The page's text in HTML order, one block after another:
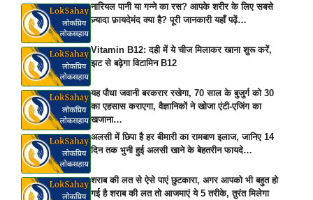
नारियल पानी या गन्ने का रस? आपके शरीर के लिए सबसे
ज़्यादा फ़ायदेमंद क्या है? पूरी जानकारी यहाँ पढ़ें…
Vitamin B12: दही में ये चीज मिलाकर खाना शुरू करें,
झट से बढ़ेगा विटामिन B12
यह पौधा जवानी बरकरार रखेगा, 70 साल के बुजुर्ग को 30
का एहसास कराएगा, वैज्ञानिकों ने खोजा एंटी-एजिंग का
खजाना…
अलसी में छिपा है हर बीमारी का रामबाण इलाज, जानिए 14
दिन तक भुनी हुई अलसी खाने के बेहतरीन फायदे…
शराब की लत से ऐसे पाएं छुटकारा, अगर आपको भी बहुत हो
गई है शराब की लत तो आजमाएं ये 5 तरीके, तुरंत मिलेगा